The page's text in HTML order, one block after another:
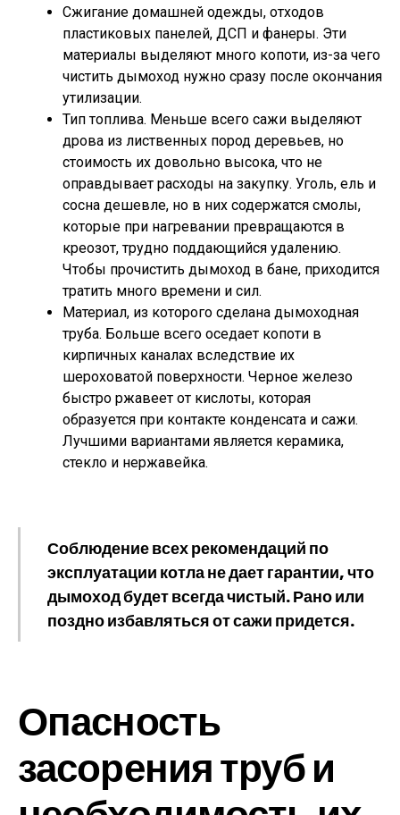
Сжигание домашней одежды, отходов
пластиковых панелей, ДСП и фанеры. Эти
материалы выделяют много копоти, из-за чего
чистить дымоход нужно сразу после окончания
утилизации.
Тип топлива. Меньше всего сажи выделяют
дрова из лиственных пород деревьев, но
стоимость их довольно высока, что не
оправдывает расходы на закупку. Уголь, ель и
сосна дешевле, но в них содержатся смолы,
которые при нагревании превращаются в
креозот, трудно поддающийся удалению.
Чтобы прочистить дымоход в бане, приходится
тратить много времени и сил.
Материал, из которого сделана дымоходная
труба. Больше всего оседает копоти в
кирпичных каналах вследствие их
шероховатой поверхности. Черное железо
быстро ржавеет от кислоты, которая
образуется при контакте конденсата и сажи.
Лучшими вариантами является керамика,
стекло и нержавейка.
Соблюдение всех рекомендаций по
эксплуатации котла не дает гарантии, что
дымоход будет всегда чистый. Рано или
поздно избавляться от сажи придется.
Опасность
засорения труб и